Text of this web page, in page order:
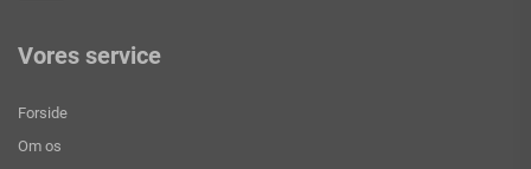
Vores service
Forside
Om os